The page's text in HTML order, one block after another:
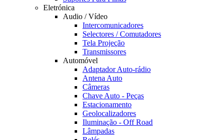
Eletrónica
Audio / Vídeo
Intercomunicadores
Selectores / Comutadores
Tela Projeção
Transmissores
Automóvel
Adaptador Auto-rádio
Antena Auto
Câmeras
Chave Auto - Peças
Estacionamento
Geolocalizadores
Iluminação - Off Road
Lâmpadas